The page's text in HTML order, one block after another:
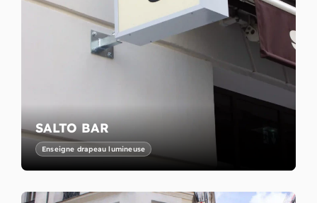
SALTO BAR
Enseigne drapeau lumineuse